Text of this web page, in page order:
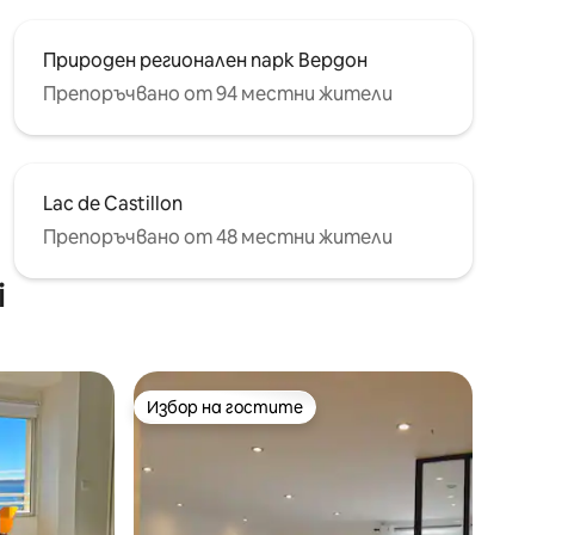
Природен регионален парк Вердон
Препоръчвано от 94 местни жители
Lac de Castillon
Препоръчвано от 48 местни жители
Избор на гостите
Избор на гостите